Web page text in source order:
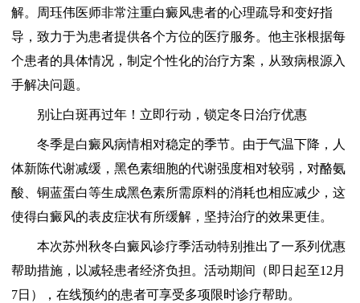
解。周珏伟医师非常注重白癜风患者的心理疏导和变好指
导，致力于为患者提供各个方位的医疗服务。他主张根据每
个患者的具体情况，制定个性化的治疗方案，从致病根源入
手解决问题。
别让白斑再过年！立即行动，锁定冬日治疗优惠
冬季是白癜风病情相对稳定的季节。由于气温下降，人
体新陈代谢减缓，黑色素细胞的代谢强度相对较弱，对酪氨
酸、铜蓝蛋白等生成黑色素所需原料的消耗也相应减少，这
使得白癜风的表皮症状有所缓解，坚持治疗的效果更佳。
本次苏州秋冬白癜风诊疗季活动特别推出了一系列优惠
帮助措施，以减轻患者经济负担。活动期间（即日起至12月
7日），在线预约的患者可享受多项限时诊疗帮助。